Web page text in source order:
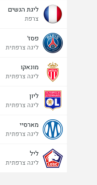
ליגת הנשים
צרפת
פסז'
ליגה צרפתית
מונאקו
ליגה צרפתית
ליון
ליגה צרפתית
מארסיי
ליגה צרפתית
ליל
ליגה צרפתית